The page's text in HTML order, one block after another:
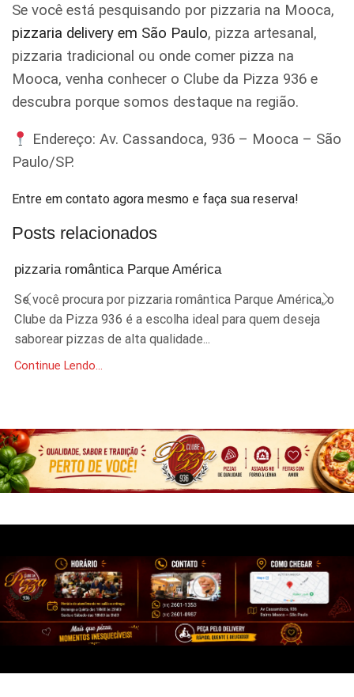
Se você está pesquisando por pizzaria na Mooca,
pizzaria delivery em São Paulo, pizza artesanal,
pizzaria tradicional ou onde comer pizza na
Mooca, venha conhecer o Clube da Pizza 936 e
descubra porque somos destaque na região.
Endereço: Av. Cassandoca, 936 – Mooca – São
Paulo/SP.
Entre em contato agora mesmo e faça sua reserva!
Posts relacionados
pizzaria romântica Parque América
Se você procura por pizzaria romântica Parque América, o
Clube da Pizza 936 é a escolha ideal para quem deseja
saborear pizzas de alta qualidade...
Continue Lendo...